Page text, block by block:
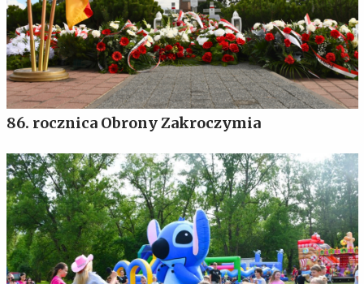
86. rocznica Obrony Zakroczymia